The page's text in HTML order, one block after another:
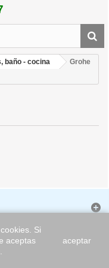
baño - cocina
Grohe
Si
aceptas
aceptar